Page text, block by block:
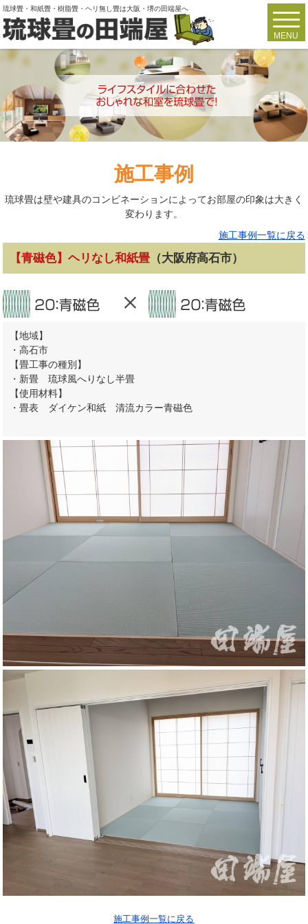
琉球畳・和紙畳・樹脂畳・ヘリ無し畳は大阪・堺の田端屋へ
MENU
施工事例
琉球畳は壁や建具のコンビネーションによってお部屋の印象は大きく
変わります。
施工事例一覧に戻る
【青磁色】ヘリなし和紙畳 （大阪府高石市）
【地域】
・高石市
【畳工事の種別】
・新畳 琉球風へりなし半畳
【使用材料】
・畳表 ダイケン和紙 清流カラー青磁色
施工事例一覧に戻る